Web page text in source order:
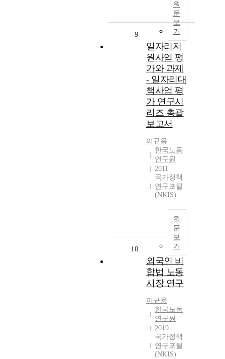
원
문
보
기
9
일자리지
원사업 평
가와 과제
- 일자리대
책사업 평
가 연구시
리즈 총괄
보고서
이규용
한국노동
연구원
2011
국가정책
연구포털
(NKIS)
원
문
보
기
10
외국인 비
합법 노동
시장 연구
이규용
한국노동
연구원
2019
국가정책
연구포털
(NKIS)